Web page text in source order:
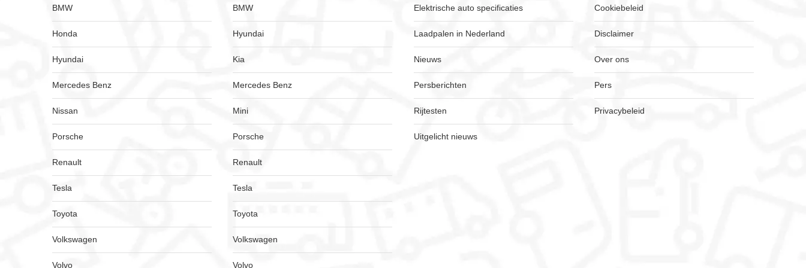
BMW
Honda
Hyundai
Mercedes Benz
Nissan
Porsche
Renault
Tesla
Toyota
Volkswagen
Volvo
BMW
Hyundai
Kia
Mercedes Benz
Mini
Porsche
Renault
Tesla
Toyota
Volkswagen
Volvo
Elektrische auto specificaties
Laadpalen in Nederland
Nieuws
Persberichten
Rijtesten
Uitgelicht nieuws
Cookiebeleid
Disclaimer
Over ons
Pers
Privacybeleid